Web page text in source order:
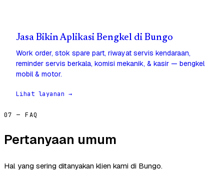
Jasa Bikin Aplikasi Bengkel di Bungo
Work order, stok spare part, riwayat servis kendaraan,
reminder servis berkala, komisi mekanik, & kasir — bengkel
mobil & motor.
Lihat layanan →
07 — FAQ
Pertanyaan umum
Hal yang sering ditanyakan klien kami di Bungo.